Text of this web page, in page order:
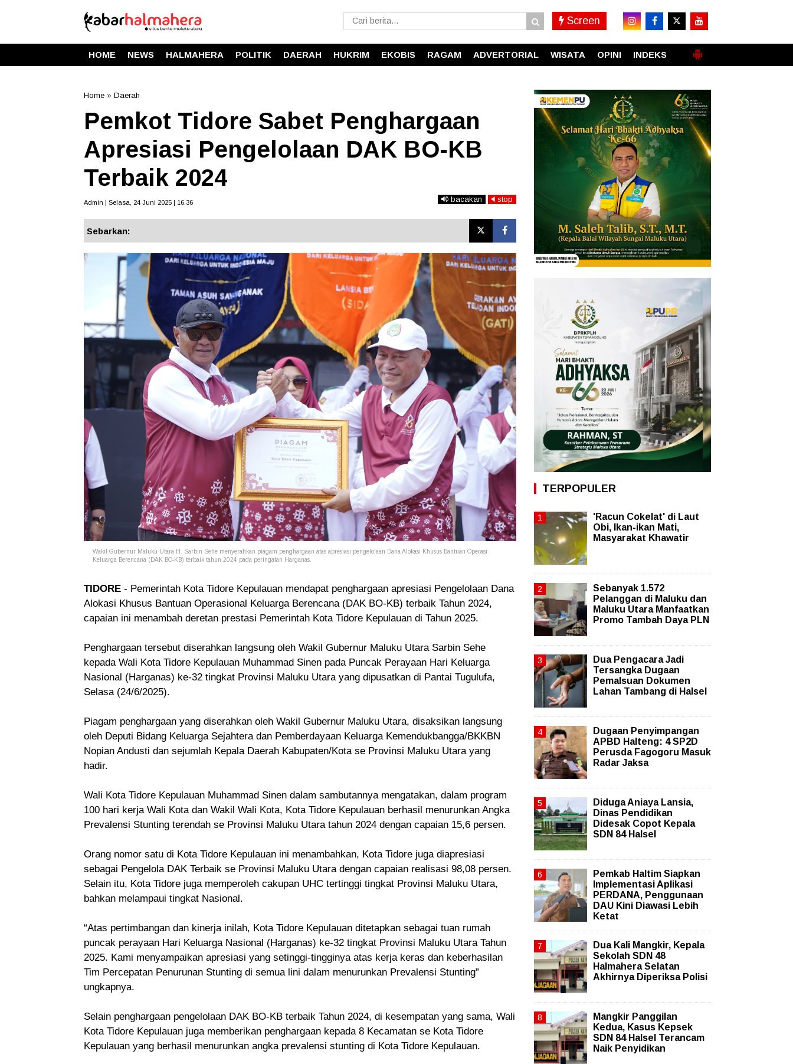
Screen
HOME NEWS HALMAHERA POLITIK DAERAH HUKRIM EKOBIS RAGAM ADVERTORIAL WISATA OPINI INDEKS
Home » Daerah
Pemkot Tidore Sabet Penghargaan
Apresiasi Pengelolaan DAK BO-KB
Terbaik 2024
Admin | Selasa, 24 Juni 2025 | 16.36 bacakan stop
Sebarkan:
Wakil Gubernur Maluku Utara H. Sarbin Sehe menyerahkan piagam penghargaan atas apresiasi pengelolaan Dana Alokasi Khusus Bantuan Operasi
Keluarga Berencana (DAK BO-KB) terbaik tahun 2024 pada peringatan Harganas.
TIDORE - Pemerintah Kota Tidore Kepulauan mendapat penghargaan apresiasi Pengelolaan Dana
Alokasi Khusus Bantuan Operasional Keluarga Berencana (DAK BO-KB) terbaik Tahun 2024,
capaian ini menambah deretan prestasi Pemerintah Kota Tidore Kepulauan di Tahun 2025.
Penghargaan tersebut diserahkan langsung oleh Wakil Gubernur Maluku Utara Sarbin Sehe
kepada Wali Kota Tidore Kepulauan Muhammad Sinen pada Puncak Perayaan Hari Keluarga
Nasional (Harganas) ke-32 tingkat Provinsi Maluku Utara yang dipusatkan di Pantai Tugulufa,
Selasa (24/6/2025).
Piagam penghargaan yang diserahkan oleh Wakil Gubernur Maluku Utara, disaksikan langsung
oleh Deputi Bidang Keluarga Sejahtera dan Pemberdayaan Keluarga Kemendukbangga/BKKBN
Nopian Andusti dan sejumlah Kepala Daerah Kabupaten/Kota se Provinsi Maluku Utara yang
hadir.
Wali Kota Tidore Kepulauan Muhammad Sinen dalam sambutannya mengatakan, dalam program
100 hari kerja Wali Kota dan Wakil Wali Kota, Kota Tidore Kepulauan berhasil menurunkan Angka
Prevalensi Stunting terendah se Provinsi Maluku Utara tahun 2024 dengan capaian 15,6 persen.
Orang nomor satu di Kota Tidore Kepulauan ini menambahkan, Kota Tidore juga diapresiasi
sebagai Pengelola DAK Terbaik se Provinsi Maluku Utara dengan capaian realisasi 98,08 persen.
Selain itu, Kota Tidore juga memperoleh cakupan UHC tertinggi tingkat Provinsi Maluku Utara,
bahkan melampaui tingkat Nasional.
“Atas pertimbangan dan kinerja inilah, Kota Tidore Kepulauan ditetapkan sebagai tuan rumah
puncak perayaan Hari Keluarga Nasional (Harganas) ke-32 tingkat Provinsi Maluku Utara Tahun
2025. Kami menyampaikan apresiasi yang setinggi-tingginya atas kerja keras dan keberhasilan
Tim Percepatan Penurunan Stunting di semua lini dalam menurunkan Prevalensi Stunting”
ungkapnya.
Selain penghargaan pengelolaan DAK BO-KB terbaik Tahun 2024, di kesempatan yang sama, Wali
Kota Tidore Kepulauan juga memberikan penghargaan kepada 8 Kecamatan se Kota Tidore
Kepulauan yang berhasil menurunkan angka prevalensi stunting di Kota Tidore Kepulauan.
TERPOPULER
'Racun Cokelat' di Laut
Obi, Ikan-ikan Mati,
Masyarakat Khawatir
Sebanyak 1.572
Pelanggan di Maluku dan
Maluku Utara Manfaatkan
Promo Tambah Daya PLN
Dua Pengacara Jadi
Tersangka Dugaan
Pemalsuan Dokumen
Lahan Tambang di Halsel
Dugaan Penyimpangan
APBD Halteng: 4 SP2D
Perusda Fagogoru Masuk
Radar Jaksa
Diduga Aniaya Lansia,
Dinas Pendidikan
Didesak Copot Kepala
SDN 84 Halsel
Pemkab Haltim Siapkan
Implementasi Aplikasi
PERDANA, Penggunaan
DAU Kini Diawasi Lebih
Ketat
Dua Kali Mangkir, Kepala
Sekolah SDN 48
Halmahera Selatan
Akhirnya Diperiksa Polisi
Mangkir Panggilan
Kedua, Kasus Kepsek
SDN 84 Halsel Terancam
Naik Penyidikan